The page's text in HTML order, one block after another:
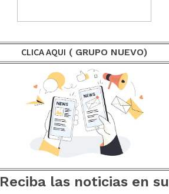
CLICA AQUI ( GRUPO NUEVO)
Reciba las noticias en su